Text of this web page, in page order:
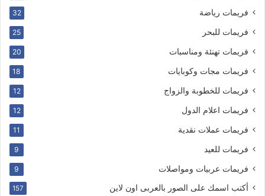
فريمات رياضة 32
فريمات للبحر 25
فريمات تهنئة ومناسبات 20
فريمات مجات وكوبايات 18
فريمات للخطوبة والزواج 12
فريمات اعلام الدول 12
فريمات عملات نقدية 11
فريمات للعيد 9
فريمات عربيات ومواصلات 9
أكتب اسمك على الصور بالعربى اون لاين 157